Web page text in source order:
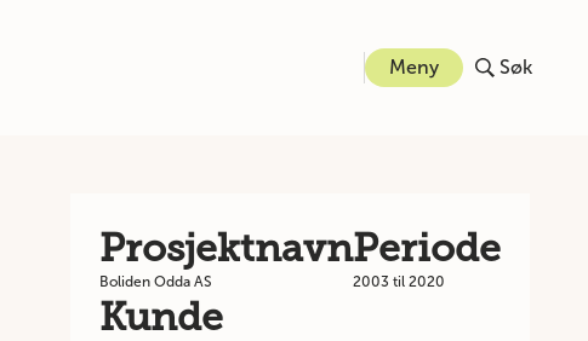
Meny Søk
Prosjektnavn
Boliden Odda AS
Kunde
Periode
2003 til 2020